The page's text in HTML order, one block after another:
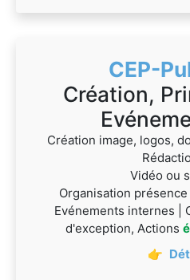
CEP-
Création,
Création image, logos,
Vidéo ou
Organisation présence
Evénements internes |
d'exception, Actions
👉